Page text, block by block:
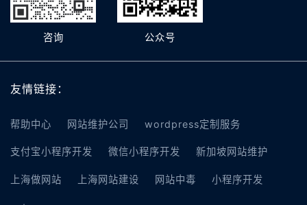
咨询 公众号
友情链接：
帮助中心 网站维护公司 wordpress定制服务
支付宝小程序开发 微信小程序开发 新加坡网站维护
上海做网站 上海网站建设 网站中毒 小程序开发